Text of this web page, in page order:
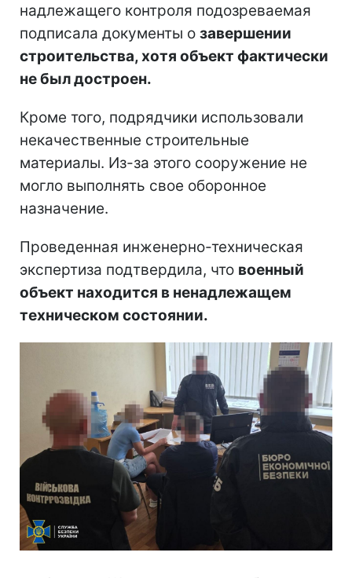
надлежащего контроля подозреваемая
подписала документы о завершении
строительства, хотя объект фактически
не был достроен.
Кроме того, подрядчики использовали
некачественные строительные
материалы. Из-за этого сооружение не
могло выполнять свое оборонное
назначение.
Проведенная инженерно-техническая
экспертиза подтвердила, что военный
объект находится в ненадлежащем
техническом состоянии.